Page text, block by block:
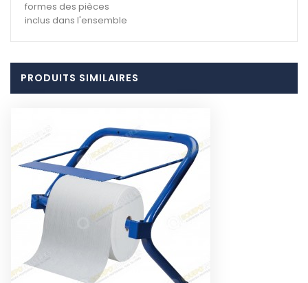
formes des pièces
inclus dans l'ensemble
PRODUITS SIMILAIRES